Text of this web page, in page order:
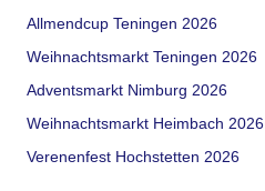
Allmendcup Teningen 2026
Weihnachtsmarkt Teningen 2026
Adventsmarkt Nimburg 2026
Weihnachtsmarkt Heimbach 2026
Verenenfest Hochstetten 2026